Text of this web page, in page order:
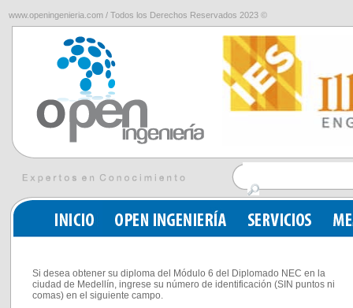
www.openingenieria.com / Todos los Derechos Reservados 2023 ©
Si desea obtener su diploma del Módulo 6 del Diplomado NEC en la
ciudad de Medellín, ingrese su número de identificación (SIN puntos ni
comas) en el siguiente campo.